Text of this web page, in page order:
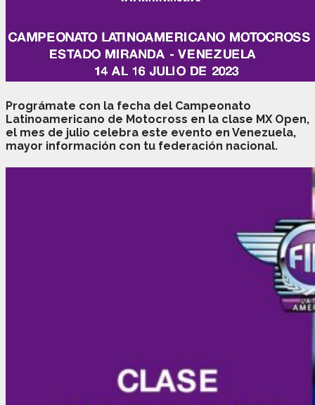
Prográmate con la fecha del Campeonato
Latinoamericano de Motocross en la clase MX Open,
el mes de julio celebra este evento en Venezuela,
mayor información con tu federación nacional.